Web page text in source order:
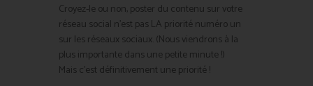
Croyez-le ou non, poster du contenu sur votre
réseau social n’est pas LA priorité numéro un
sur les réseaux sociaux. (Nous viendrons à la
plus importante dans une petite minute !)
Mais c’est définitivement une priorité !